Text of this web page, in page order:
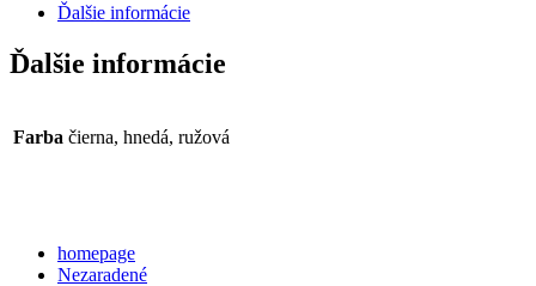
Ďalšie informácie
Ďalšie informácie
Farba čierna, hnedá, ružová
homepage
Nezaradené